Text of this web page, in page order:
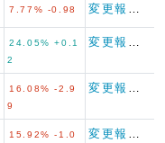
7.77% -0.98
24.05% +0.1
2
16.08% -2.9
9
15.92% -1.0